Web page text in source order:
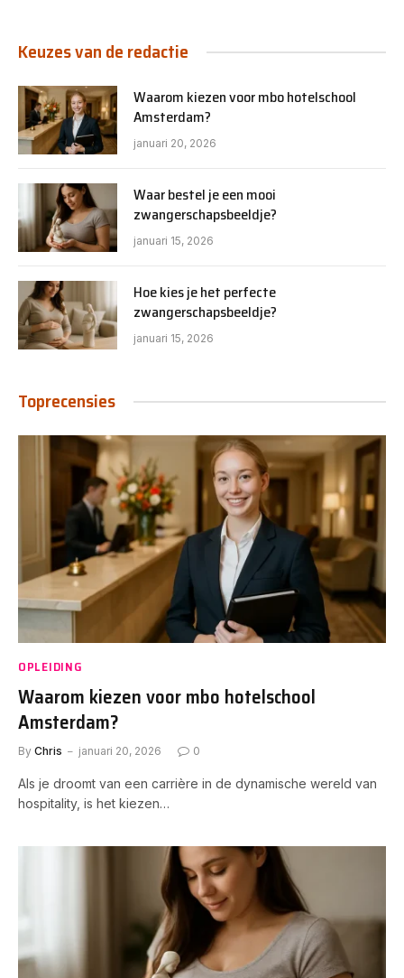
Keuzes van de redactie
Waarom kiezen voor mbo hotelschool
Amsterdam?
januari 20, 2026
Waar bestel je een mooi
zwangerschapsbeeldje?
januari 15, 2026
Hoe kies je het perfecte
zwangerschapsbeeldje?
januari 15, 2026
Toprecensies
OPLEIDING
Waarom kiezen voor mbo hotelschool
Amsterdam?
By Chris januari 20, 2026 0
Als je droomt van een carrière in de dynamische wereld van
hospitality, is het kiezen…